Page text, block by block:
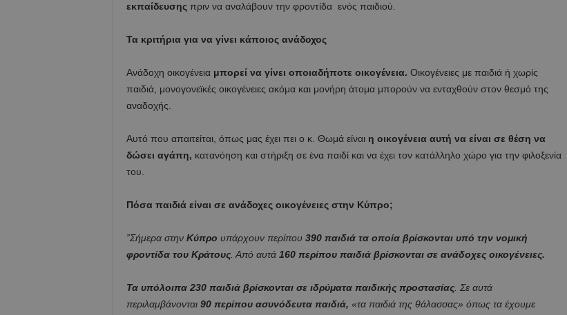
εκπαίδευσης πριν να αναλάβουν την φροντίδα ενός παιδιού.
Τα κριτήρια για να γίνει κάποιος ανάδοχος
Ανάδοχη οικογένεια μπορεί να γίνει οποιαδήποτε οικογένεια. Οικογένειες με παιδιά ή χωρίς
παιδιά, μονογονεϊκές οικογένειες ακόμα και μονήρη άτομα μπορούν να ενταχθούν στον θεσμό της
αναδοχής.
Αυτό που απαιτείται, όπως μας έχει πει ο κ. Θωμά είναι η οικογένεια αυτή να είναι σε θέση να
δώσει αγάπη, κατανόηση και στήριξη σε ένα παιδί και να έχει τον κατάλληλο χώρο για την φιλοξενία
του.
Πόσα παιδιά είναι σε ανάδοχες οικογένειες στην Κύπρο;
”Σήμερα στην Κύπρο υπάρχουν περίπου 390 παιδιά τα οποία βρίσκονται υπό την νομική
φροντίδα του Κράτους. Από αυτά 160 περίπου παιδιά βρίσκονται σε ανάδοχες οικογένειες.
Τα υπόλοιπα 230 παιδιά βρίσκονται σε ιδρύματα παιδικής προστασίας. Σε αυτά
περιλαμβάνονται 90 περίπου ασυνόδευτα παιδιά, «τα παιδιά της θάλασσας» όπως τα έχουμε